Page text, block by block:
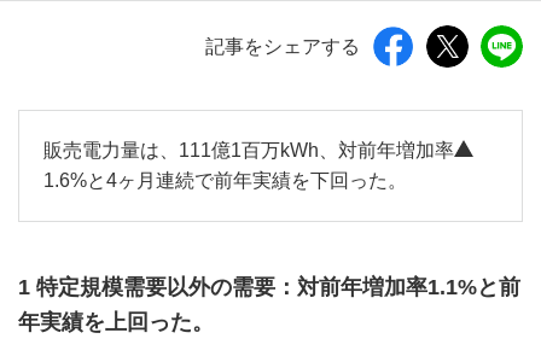
記事をシェアする
販売電力量は、111億1百万kWh、対前年増加率
1.6%と4ヶ月連続で前年実績を下回った。
1 特定規模需要以外の需要：対前年増加率1.1%と前
年実績を上回った。